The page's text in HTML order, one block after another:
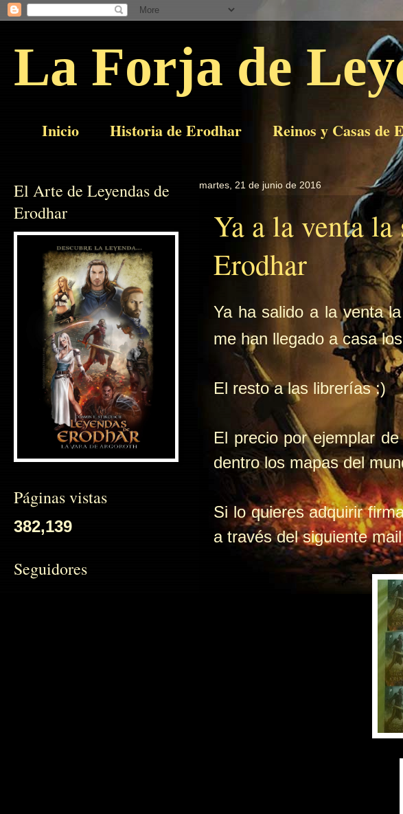
La Forja de
Inicio Historia de Erodhar Reinos y Casas de
martes, 21 de junio de 2016
Ya a la venta la
Erodhar
Ya ha salido a la venta
me han llegado a casa
El resto a las librerías :)
El precio por ejemplar
dentro los mapas del
Si lo quieres adquirir
a través del siguiente
El Arte de Leyendas de
Erodhar
Páginas vistas
382,139
Seguidores